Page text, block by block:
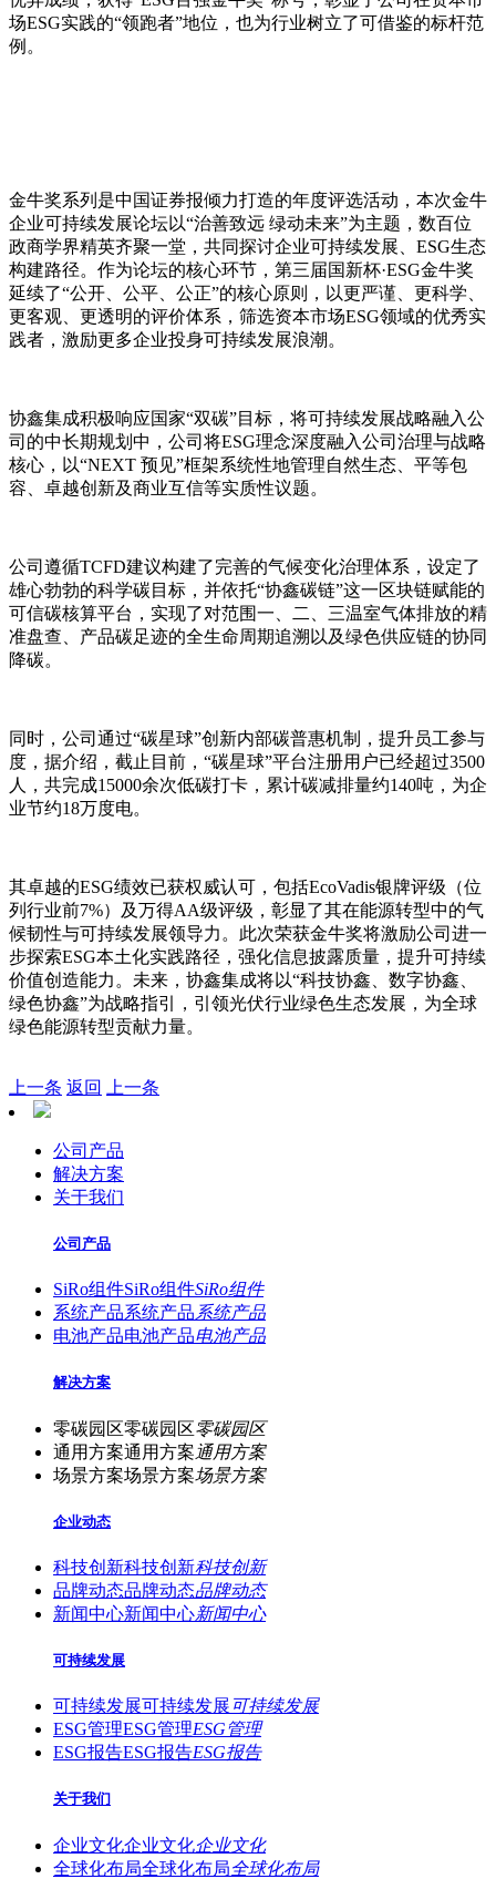
场ESG实践的“领跑者”地位，也为行业树立了可借鉴的标杆范
例。
金牛奖系列是中国证券报倾力打造的年度评选活动，本次金牛
企业可持续发展论坛以“治善致远 绿动未来”为主题，数百位
政商学界精英齐聚一堂，共同探讨企业可持续发展、ESG生态
构建路径。作为论坛的核心环节，第三届国新杯·ESG金牛奖
延续了“公开、公平、公正”的核心原则，以更严谨、更科学、
更客观、更透明的评价体系，筛选资本市场ESG领域的优秀实
践者，激励更多企业投身可持续发展浪潮。
协鑫集成积极响应国家“双碳”目标，将可持续发展战略融入公
司的中长期规划中，公司将ESG理念深度融入公司治理与战略
核心，以“NEXT 预见”框架系统性地管理自然生态、平等包
容、卓越创新及商业互信等实质性议题。
公司遵循TCFD建议构建了完善的气候变化治理体系，设定了
雄心勃勃的科学碳目标，并依托“协鑫碳链”这一区块链赋能的
可信碳核算平台，实现了对范围一、二、三温室气体排放的精
准盘查、产品碳足迹的全生命周期追溯以及绿色供应链的协同
降碳。
同时，公司通过“碳星球”创新内部碳普惠机制，提升员工参与
度，据介绍，截止目前，“碳星球”平台注册用户已经超过3500
人，共完成15000余次低碳打卡，累计碳减排量约140吨，为企
业节约18万度电。
其卓越的ESG绩效已获权威认可，包括EcoVadis银牌评级（位
列行业前7%）及万得AA级评级，彰显了其在能源转型中的气
候韧性与可持续发展领导力。此次荣获金牛奖将激励公司进一
步探索ESG本土化实践路径，强化信息披露质量，提升可持续
价值创造能力。未来，协鑫集成将以“科技协鑫、数字协鑫、
绿色协鑫”为战略指引，引领光伏行业绿色生态发展，为全球
绿色能源转型贡献力量。
上一条 返回 上一条
公司产品
解决方案
关于我们
公司产品
SiRo组件SiRo组件SiRo组件
系统产品系统产品 系统产品
电池产品电池产品电池产品
解决方案
零碳园区零碳园区零碳园区
通用方案通用方案通用方案
场景方案场景方案场景方案
企业动态
科技创新科技创新科技创新
品牌动态品牌动态品牌动态
新闻中心新闻中心新闻中心
可持续发展
可持续发展可持续发展 可持续发展
ESG管理ESG管理ESG管理
ESG报告ESG报告ESG报告
关于我们
企业文化企业文化企业文化
全球化布局全球化布局全球化布局